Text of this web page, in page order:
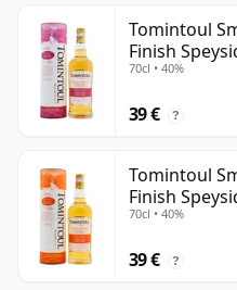
Tomintoul
Finish
70cl • 40%
39 € ?
Tomintoul
Finish
70cl • 40%
39 € ?